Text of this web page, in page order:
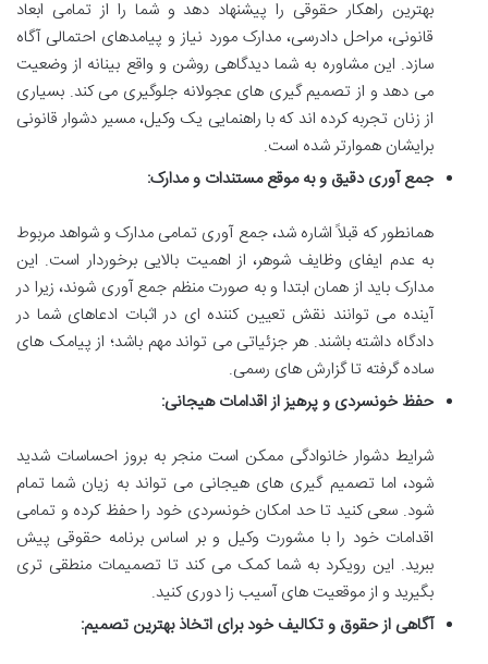
بهترین راهکار حقوقی را پیشنهاد دهد و شما را از تمامی ابعاد
قانونی، مراحل دادرسی، مدارک مورد نیاز و پیامدهای احتمالی آگاه
سازد. این مشاوره به شما دیدگاهی روشن و واقع بینانه از وضعیت
می دهد و از تصمیم گیری های عجولانه جلوگیری می کند. بسیاری
از زنان تجربه کرده اند که با راهنمایی یک وکیل، مسیر دشوار قانونی
برایشان هموارتر شده است.
جمع آوری دقیق و به موقع مستندات و مدارک:
همانطور که قبلاً اشاره شد، جمع آوری تمامی مدارک و شواهد مربوط
به عدم ایفای وظایف شوهر، از اهمیت بالایی برخوردار است. این
مدارک باید از همان ابتدا و به صورت منظم جمع آوری شوند، زیرا در
آینده می توانند نقش تعیین کننده ای در اثبات ادعاهای شما در
دادگاه داشته باشند. هر جزئیاتی می تواند مهم باشد؛ از پیامک های
ساده گرفته تا گزارش های رسمی.
حفظ خونسردی و پرهیز از اقدامات هیجانی:
شرایط دشوار خانوادگی ممکن است منجر به بروز احساسات شدید
شود، اما تصمیم گیری های هیجانی می تواند به زیان شما تمام
شود. سعی کنید تا حد امکان خونسردی خود را حفظ کرده و تمامی
اقدامات خود را با مشورت وکیل و بر اساس برنامه حقوقی پیش
ببرید. این رویکرد به شما کمک می کند تا تصمیمات منطقی تری
بگیرید و از موقعیت های آسیب زا دوری کنید.
آگاهی از حقوق و تکالیف خود برای اتخاذ بهترین تصمیم: